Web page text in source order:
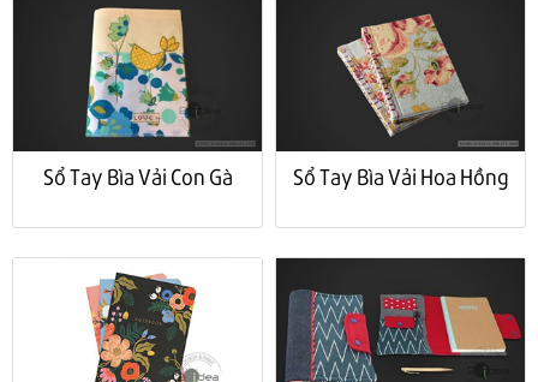
Sổ Tay Bìa Vải Con Gà Sổ Tay Bìa Vải Hoa Hồng